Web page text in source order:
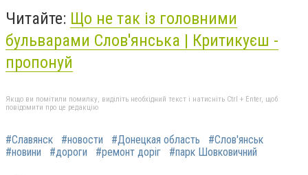
Читайте: Що не так із головними
бульварами Слов'янська | Критикуєш -
пропонуй
Якщо ви помітили помилку, виділіть необхідний текст і натисніть Ctrl + Enter, щоб
повідомити про це редакцію
#Славянск #новости #Донецкая область
#Слов'янськ
#новини
#дороги #ремонт доріг #парк Шовковичний